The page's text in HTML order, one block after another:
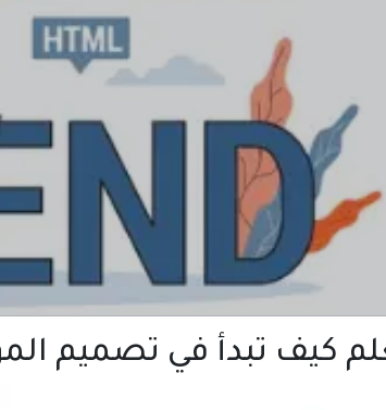
كيف تبدأ في تصميم